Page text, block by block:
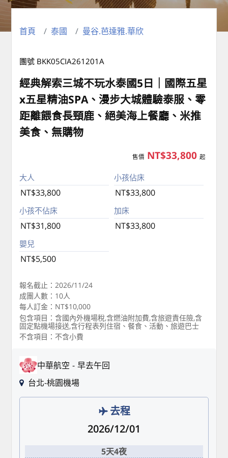
首頁 泰國 曼谷.芭達雅.華欣
團號 BKK05CIA261201A
經典解索三城不玩水泰國5日｜國際五星
x五星精油SPA、漫步大城體驗泰服、零
距離餵食長頸鹿、絕美海上餐廳、米推
美食、無購物
售價 NT$33,800 起
大人
NT$33,800
小孩佔床
NT$33,800
小孩不佔床
NT$31,800
加床
NT$33,800
嬰兒
NT$5,500
報名截止：2026/11/24
成團人數：10人
每人訂金：NT$10,000
包含項目：含國內外機場稅,含燃油附加費,含旅遊責任險,含
固定點機場接送,含行程表列住宿、餐食、活動、旅遊巴士
不含項目：不含小費
中華航空
早去午回
台北-桃園機場
去程
2026/12/01
5天4夜